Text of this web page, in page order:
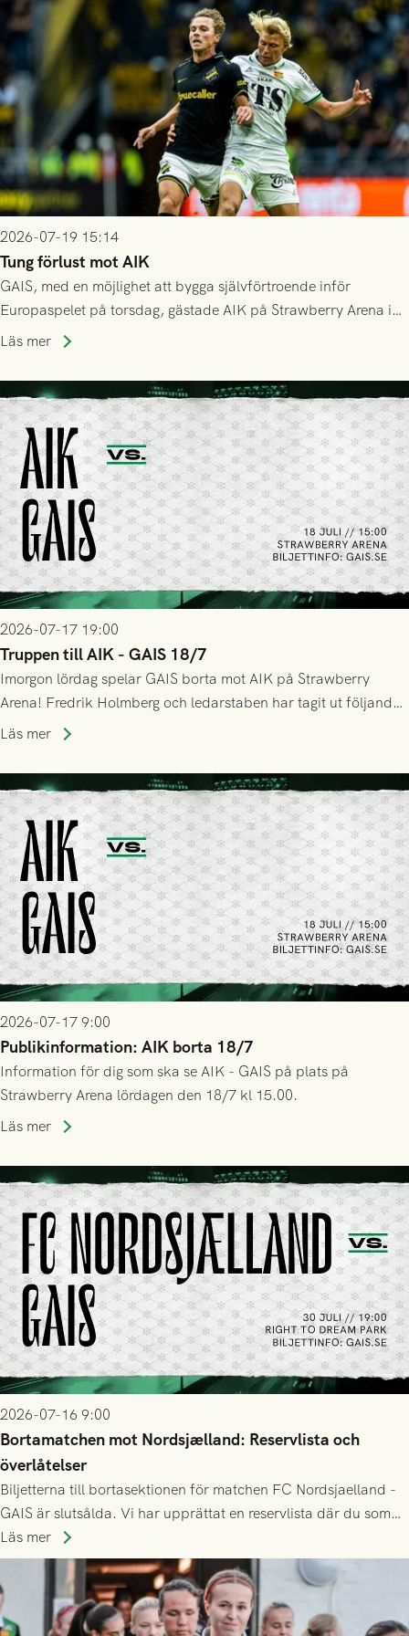
Mostar från Bosnien och Hercegovina.
2026-07-19 15:14
Tung förlust mot AIK
GAIS, med en möjlighet att bygga självförtroende inför
Europaspelet på torsdag, gästade AIK på Strawberry Arena i
Stockholm . Men trots konstant hotande i första halvlek av
lyckades få in 2-0.
Läs mer
2026-07-17 19:00
Truppen till AIK - GAIS 18/7
Imorgon lördag spelar GAIS borta mot AIK på Strawberry
Arena! Fredrik Holmberg och ledarstaben har tagit ut följande
trupp till matchen:
Läs mer
2026-07-17 9:00
Publikinformation: AIK borta 18/7
Information för dig som ska se AIK - GAIS på plats på
Strawberry Arena lördagen den 18/7 kl 15.00.
Läs mer
2026-07-16 9:00
Bortamatchen mot Nordsjælland: Reservlista och
överlåtelser
Biljetterna till bortasektionen för matchen FC Nordsjaelland -
GAIS är slutsålda. Vi har upprättat en reservlista där du som
ännu inte har någon biljett kan anmäla ditt intresse. Du kan
inte själv överlåta din biljett till någon annan.
Läs mer